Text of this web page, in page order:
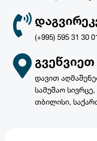
(+995) 595 31 30
ᲒᲕᲔᲬᲕᲘᲔᲗ
დავით
სამუშაო
თბილისი,